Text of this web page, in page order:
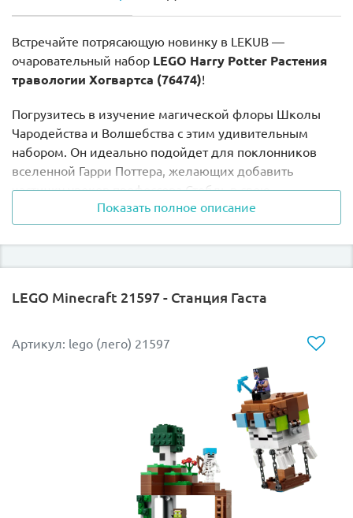
Встречайте потрясающую новинку в LEKUB —
очаровательный набор LEGO Harry Potter Растения
травологии Хогвартса (76474)!
Погрузитесь в изучение магической флоры Школы
Чародейства и Волшебства с этим удивительным
набором. Он идеально подойдет для поклонников
вселенной Гарри Поттера, желающих добавить
частичку уроков профессора Стебль в свою
домашнюю коллекцию и почувствовать себя
настоящими студентами Хогвартса.
Магическая флора:Соберите из деталей
знаменитых теплиц замка. Модели отличаются
высокой степенью детализации и аутентичными
цветами, точно передающими их экранный
Конструкция растений
предусматривает подвижные элементы и
забавные скрытые функции, позволяя безопасно
"пересаживать" волшебные цветы и
воссоздавать любимые сцены с уроков
Показать полное описание
LEGO Minecraft 21597 - Станция Гаста
Артикул: lego (лего) 21597